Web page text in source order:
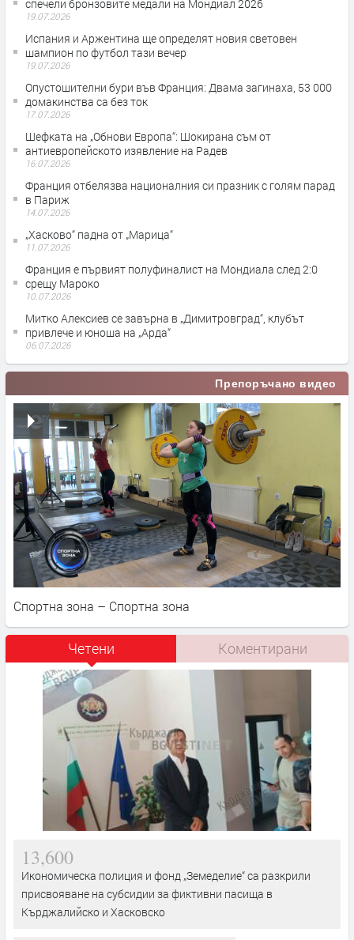
спечели бронзовите медали на Мондиал 2026
19.07.2026
Испания и Аржентина ще определят новия световен
шампион по футбол тази вечер
19.07.2026
Опустошителни бури във Франция: Двама загинаха, 53 000
домакинства са без ток
17.07.2026
Шефката на „Обнови Европа“: Шокирана съм от
антиевропейското изявление на Радев
16.07.2026
Франция отбелязва националния си празник с голям парад
в Париж
14.07.2026
„Хасково“ падна от „Марица“
11.07.2026
Франция е първият полуфиналист на Мондиала след 2:0
срещу Мароко
10.07.2026
Митко Алексиев се завърна в „Димитровград“, клубът
привлече и юноша на „Арда“
06.07.2026
Препоръчано видео
Спортна зона – Спортна зона
Четени Коментирани
13,600
Икономическа полиция и фонд „Земеделие“ са разкрили
присвояване на субсидии за фиктивни пасища в
Кърджалийско и Хасковско